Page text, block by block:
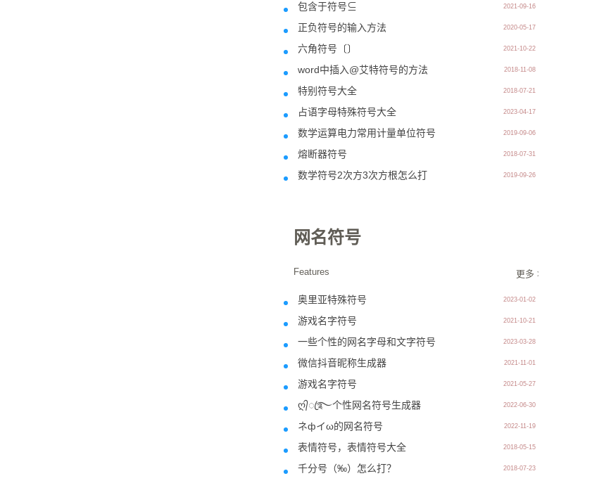
包含于符号⊆ 2021-09-16
正负符号的输入方法 2020-05-17
六角符号〔〕 2021-10-22
word中插入@艾特符号的方法 2018-11-08
特别符号大全 2018-07-21
占语字母特殊符号大全 2023-04-17
数学运算电力常用计量单位符号 2019-09-06
熔断器符号 2018-07-31
数学符号2次方3次方根怎么打 2019-09-26
网名符号
Features 更多 >>
奥里亚特殊符号 2023-01-02
游戏名字符号 2021-10-21
一些个性的网名字母和文字符号 2023-03-28
微信抖音昵称生成器 2021-11-01
游戏名字符号 2021-05-27
ღ᭄ꦿ࿐个性网名符号生成器 2022-06-30
ネфイω的网名符号 2022-11-19
表情符号，表情符号大全 2018-05-15
千分号（‰）怎么打？ 2018-07-23